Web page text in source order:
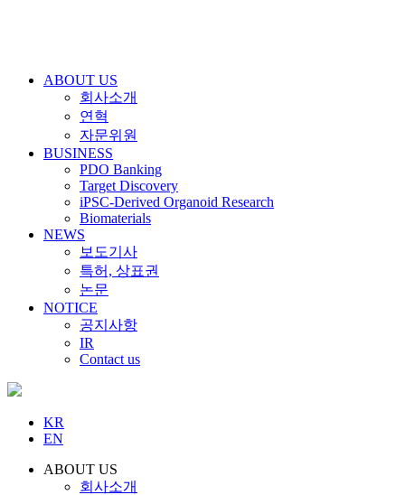
ABOUT US
회사소개
연혁
자문위원
BUSINESS
PDO Banking
Target Discovery
iPSC-Derived Organoid Research
Biomaterials
NEWS
보도기사
특허, 상표권
논문
NOTICE
공지사항
IR
Contact us
KR
EN
ABOUT US
회사소개